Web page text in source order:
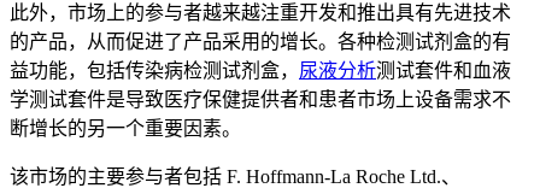
此外，市场上的参与者越来越注重开发和推出具有先进技术
的产品，从而促进了产品采用的增长。各种检测试剂盒的有
益功能，包括传染病检测试剂盒， 尿液分析测试套件和血液
学测试套件是导致医疗保健提供者和患者市场上设备需求不
断增长的另一个重要因素。
该市场的主要参与者包括 F. Hoffmann-La Roche Ltd.、